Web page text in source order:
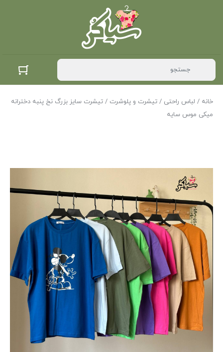
خانه / لباس راحتی / تیشرت و پلوشرت / تیشرت سایز بزرگ نخ پنبه دخترانه
میکی موس سایه